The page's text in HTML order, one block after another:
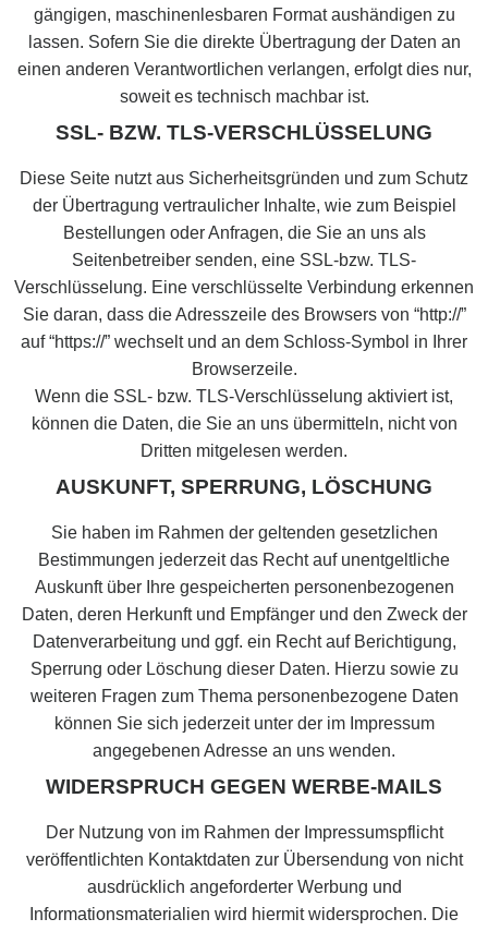
gängigen, maschinenlesbaren Format aushändigen zu
lassen. Sofern Sie die direkte Übertragung der Daten an
einen anderen Verantwortlichen verlangen, erfolgt dies nur,
soweit es technisch machbar ist.
SSL- BZW. TLS-VERSCHLÜSSELUNG
Diese Seite nutzt aus Sicherheitsgründen und zum Schutz
der Übertragung vertraulicher Inhalte, wie zum Beispiel
Bestellungen oder Anfragen, die Sie an uns als
Seitenbetreiber senden, eine SSL-bzw. TLS-
Verschlüsselung. Eine verschlüsselte Verbindung erkennen
Sie daran, dass die Adresszeile des Browsers von “http://”
auf “https://” wechselt und an dem Schloss-Symbol in Ihrer
Browserzeile.
Wenn die SSL- bzw. TLS-Verschlüsselung aktiviert ist,
können die Daten, die Sie an uns übermitteln, nicht von
Dritten mitgelesen werden.
AUSKUNFT, SPERRUNG, LÖSCHUNG
Sie haben im Rahmen der geltenden gesetzlichen
Bestimmungen jederzeit das Recht auf unentgeltliche
Auskunft über Ihre gespeicherten personenbezogenen
Daten, deren Herkunft und Empfänger und den Zweck der
Datenverarbeitung und ggf. ein Recht auf Berichtigung,
Sperrung oder Löschung dieser Daten. Hierzu sowie zu
weiteren Fragen zum Thema personenbezogene Daten
können Sie sich jederzeit unter der im Impressum
angegebenen Adresse an uns wenden.
WIDERSPRUCH GEGEN WERBE-MAILS
Der Nutzung von im Rahmen der Impressumspflicht
veröffentlichten Kontaktdaten zur Übersendung von nicht
ausdrücklich angeforderter Werbung und
Informationsmaterialien wird hiermit widersprochen. Die